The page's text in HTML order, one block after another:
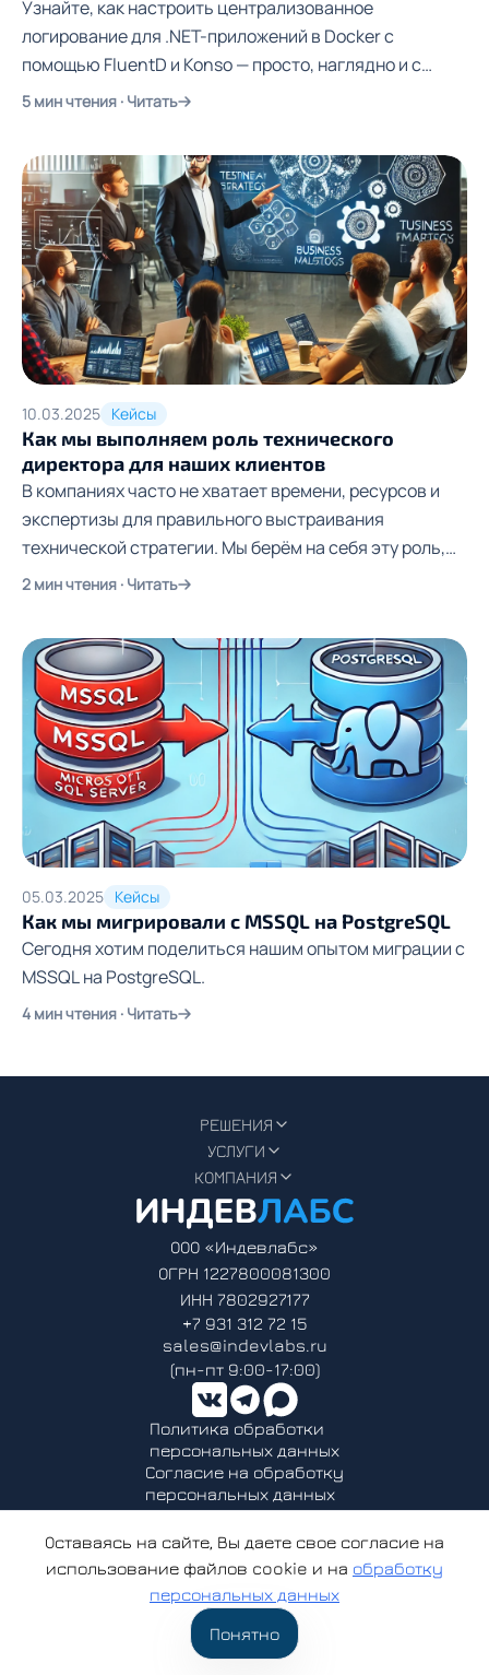
Узнайте, как настроить централизованное
логирование для .NET-приложений в Docker с
помощью FluentD и Konso — просто, наглядно и с
практическим примером
5 мин чтения · Читать
10.03.2025 Кейсы
Как мы выполняем роль технического
директора для наших клиентов
В компаниях часто не хватает времени, ресурсов и
экспертизы для правильного выстраивания
технической стратегии. Мы берём на себя эту роль,
помогая компаниям развиваться без необходимости
2 мин чтения · Читать
05.03.2025 Кейсы
Как мы мигрировали с MSSQL на PostgreSQL
Сегодня хотим поделиться нашим опытом миграции с
MSSQL на PostgreSQL.
4 мин чтения · Читать
РЕШЕНИЯ
УСЛУГИ
КОМПАНИЯ
Политика обработки
персональных данных
Согласие на обработку
персональных данных
ООО «Индевлабс»
ОГРН 1227800081300
ИНН 7802927177
+7 931 312 72 15
sales@indevlabs.ru
(пн-пт 9:00-17:00)
ООО «Индевлабс» - аккредитованная организация, осуществляющая
деятельность в области информационных технологий.
Решение о предоставлении государственной аккредитации
организации, осуществляющей деятельность в области
информационных технологий от 06.04.2023 № АО-20230323-
© 2022-2025 ООО «Индевлабс». Все права защищены
Оставаясь на сайте, Вы даете свое согласие на
использование файлов cookie и на обработку
персональных данных
Понятно